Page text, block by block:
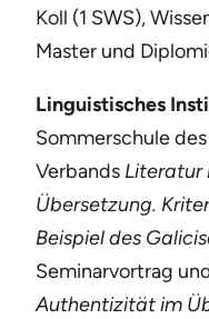
Koll (1 SWS),
Master und
Linguistisches
Sommerschule
Verbands Literatur
Übersetzung.
Beispiel des
Seminarvortrag
Authentizität im